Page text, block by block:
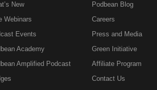
New
Webinars
Events
Academy
Amplified Podcast
Podbean Blog
Careers
Press and Media
Green Initiative
Affiliate Program
Contact Us